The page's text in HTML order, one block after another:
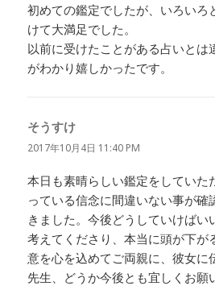
初めての鑑定でしたが、いろいろ
けて大満足でした。
以前に受けたことがある占いとは
がわかり嬉しかったです。
そうすけ
り:
2017年10月4日 11:40 PM
本日も素晴らしい鑑定をしていた
っている信念に間違いない事が確
きました。今後どうしていけばい
考えてくださり、本当に頭が下が
意を心を込めてご両親に、彼女に
先生、どうか今後とも宜しくお願